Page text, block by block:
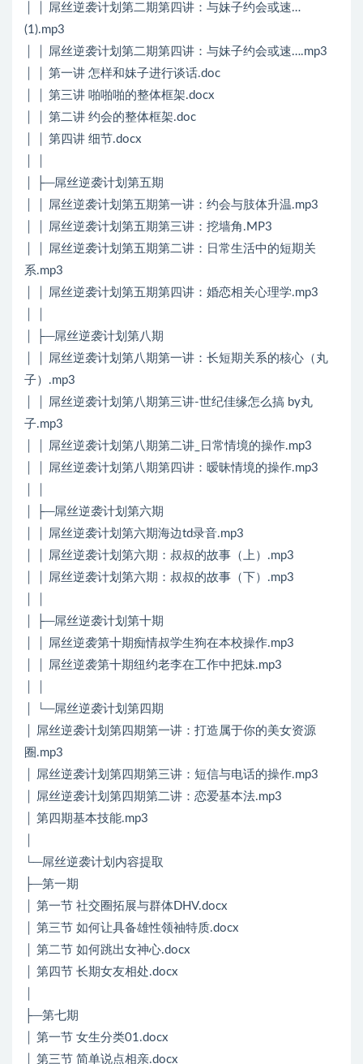
│ │ 屌丝逆袭计划第二期第四讲：与妹子约会或速…
(1).mp3
│ │ 屌丝逆袭计划第二期第四讲：与妹子约会或速….mp3
│ │ 第一讲 怎样和妹子进行谈话.doc
│ │ 第三讲 啪啪啪的整体框架.docx
│ │ 第二讲 约会的整体框架.doc
│ │ 第四讲 细节.docx
│ ├─屌丝逆袭计划第五期
│ │ 屌丝逆袭计划第五期第一讲：约会与肢体升温.mp3
│ │ 屌丝逆袭计划第五期第三讲：挖墙角.MP3
│ │ 屌丝逆袭计划第五期第二讲：日常生活中的短期关
系.mp3
│ │ 屌丝逆袭计划第五期第四讲：婚恋相关心理学.mp3
│ ├─屌丝逆袭计划第八期
│ │ 屌丝逆袭计划第八期第一讲：长短期关系的核心（丸
子）.mp3
│ │ 屌丝逆袭计划第八期第三讲-世纪佳缘怎么搞 by丸
子.mp3
│ │ 屌丝逆袭计划第八期第二讲_日常情境的操作.mp3
│ │ 屌丝逆袭计划第八期第四讲：暧昧情境的操作.mp3
│ ├─屌丝逆袭计划第六期
│ │ 屌丝逆袭计划第六期海边td录音.mp3
│ │ 屌丝逆袭计划第六期：叔叔的故事（上）.mp3
│ │ 屌丝逆袭计划第六期：叔叔的故事（下）.mp3
│ ├─屌丝逆袭计划第十期
│ │ 屌丝逆袭第十期痴情叔学生狗在本校操作.mp3
│ │ 屌丝逆袭第十期纽约老李在工作中把妹.mp3
│ └─屌丝逆袭计划第四期
│ 屌丝逆袭计划第四期第一讲：打造属于你的美女资源
圈.mp3
│ 屌丝逆袭计划第四期第三讲：短信与电话的操作.mp3
│ 屌丝逆袭计划第四期第二讲：恋爱基本法.mp3
│ 第四期基本技能.mp3
└─屌丝逆袭计划内容提取
├─第一期
│ 第一节 社交圈拓展与群体DHV.docx
│ 第三节 如何让具备雄性领袖特质.docx
│ 第二节 如何跳出女神心.docx
│ 第四节 长期女友相处.docx
├─第七期
│ 第一节 女生分类01.docx
│ 第三节 简单说点相亲.docx